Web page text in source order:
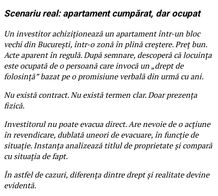
Scenariu real: apartament cumpărat, dar ocupat
Un investitor achiziționează un apartament într-un bloc
vechi din București, într-o zonă în plină creștere. Preț bun.
Acte aparent în regulă. După semnare, descoperă că locuința
este ocupată de o persoană care invocă un „drept de
folosință” bazat pe o promisiune verbală din urmă cu ani.
Nu există contract. Nu există termen clar. Doar prezența
fizică.
Investitorul nu poate evacua direct. Are nevoie de o acțiune
în revendicare, dublată uneori de evacuare, în funcție de
situație. Instanța analizează titlul de proprietate și compară
cu situația de fapt.
În astfel de cazuri, diferența dintre drept și realitate devine
evidentă.